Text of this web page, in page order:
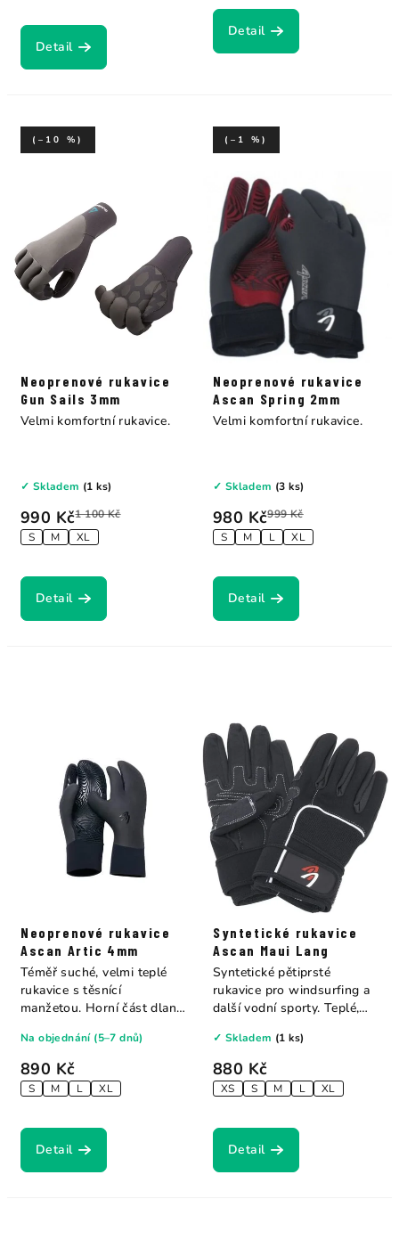
Detail
Detail
Neoprenové rukavice
Gun Sails 3mm
990 Kč1 100 Kč
(–10 %)
S M XL
✓ Skladem (1 ks)
Detail
Velmi komfortní rukavice.
Neoprenové rukavice
Ascan Spring 2mm
980 Kč999 Kč
(–1 %)
S M L XL
✓ Skladem (3 ks)
Detail
Velmi komfortní rukavice.
Neoprenové rukavice
Ascan Artic 4mm
890 Kč
S M L XL
Na objednání (5–7 dnů)
Detail
Téměř suché, velmi teplé
rukavice s těsnící
manžetou. Horní část dlaně
Syntetické rukavice
Ascan Maui Lang
880 Kč
XS S M L XL
✓ Skladem (1 ks)
Detail
Syntetické pětiprsté
rukavice pro windsurfing a
další vodní sporty. Teplé,